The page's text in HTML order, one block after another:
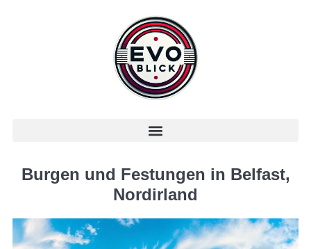
Burgen und Festungen in Belfast,
Nordirland